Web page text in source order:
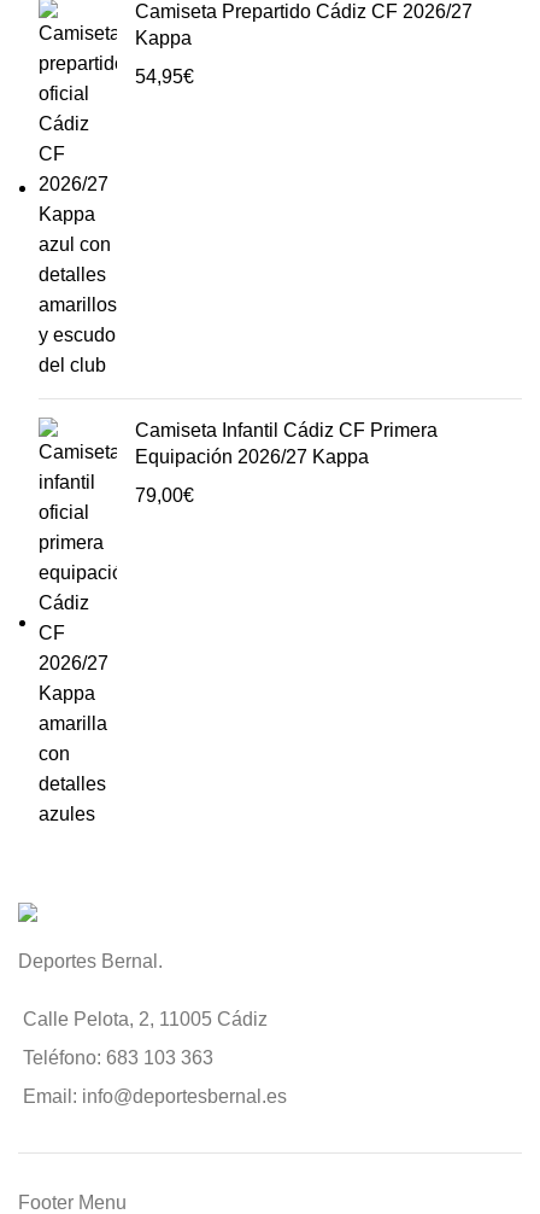
Camiseta Prepartido Cádiz CF 2026/27
Kappa
54,95€
Camiseta Infantil Cádiz CF Primera
Equipación 2026/27 Kappa
79,00€
Deportes Bernal.
Calle Pelota, 2, 11005 Cádiz
Teléfono: 683 103 363
Email: info@deportesbernal.es
Footer Menu